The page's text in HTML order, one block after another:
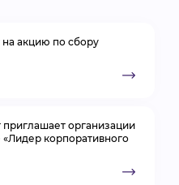
акцию по сбору
организации
«Лидер корпоративного